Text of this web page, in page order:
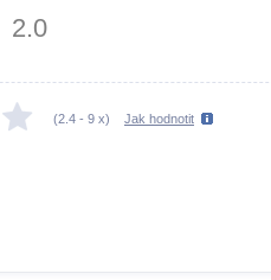
2.0
(2.4 - 9 x) Jak hodnotit